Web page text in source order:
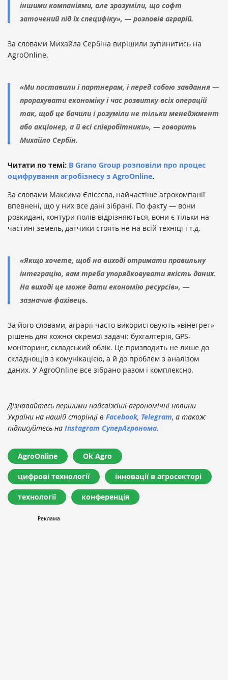
іншими компаніями, але зрозуміли, що софт
заточений під їх специфіку», — розповів аграрій.
За словами Михайла Сербіна вирішили зупинитись на
AgroOnline.
«Ми поставили і партнерам, і перед собою завдання —
прорахувати економіку і час розвитку всіх операцій
так, щоб це бачили і розуміли не тільки менеджмент
або акціонер, а й всі співробітники», — говорить
Михайло Сербін.
Читати по темі: В Grano Group розповіли про процес
оцифрування агробізнесу з AgroOnline.
За словами Максима Єлісєєва, найчастіше агрокомпанії
впевнені, що у них все дані зібрані. По факту — вони
розкидані, контури полів відрізняються, вони є тільки на
частині земель, датчики стоять не на всій техніці і т.д.
«Якщо хочете, щоб на виході отримати правильну
інтеграцію, вам треба упорядковувати якість даних.
На виході це може дати економію ресурсів», —
зазначив фахівець.
За його словами, аграрії часто використовують «вінегрет»
рішень для кожної окремої задачі: бухгалтерія, GPS-
моніторинг, складський облік. Це призводить не лише до
складнощів з комунікацією, а й до проблем з аналізом
даних. У AgroOnline все зібрано разом і комплексно.
Дізнавайтесь першими найсвіжіші агрономічні новини
України на нашій сторінці в Facebook, Telegram, а також
підписуйтесь на Instagram СуперАгронома.
AgroOnline Ok Agro
цифрові технології інновації в агросекторі
технології конференція